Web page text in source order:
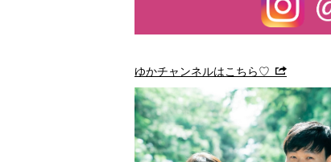
ゆかチャンネルはこちら♡